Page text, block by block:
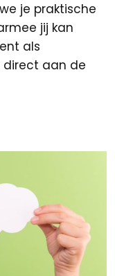
je praktische
jij kan
als
direct aan de